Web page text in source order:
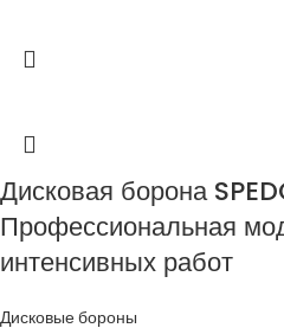
Дисковая борона
Профессиональная
интенсивных работ
Дисковые бороны